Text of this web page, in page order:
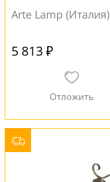
Arte Lamp (Италия)
5 813 ₽